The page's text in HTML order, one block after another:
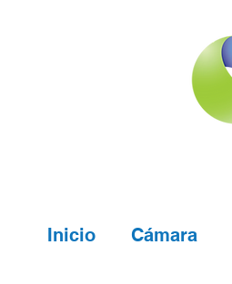
Inicio Cámara